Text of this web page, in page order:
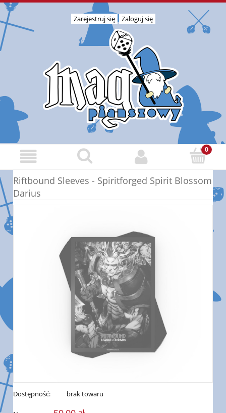
Zarejestruj się Zaloguj się
Riftbound Sleeves - Spiritforged Spirit Blossom
Darius
Dostępność: brak towaru